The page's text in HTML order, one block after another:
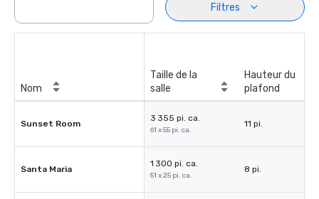
Filtres
Nom
Taille de la
salle
Hauteur du
plafond
Sunset Room
3 355 pi. ca.
61 x 55 pi. ca.
11 pi.
Santa Maria
1 300 pi. ca.
51 x 25 pi. ca.
8 pi.